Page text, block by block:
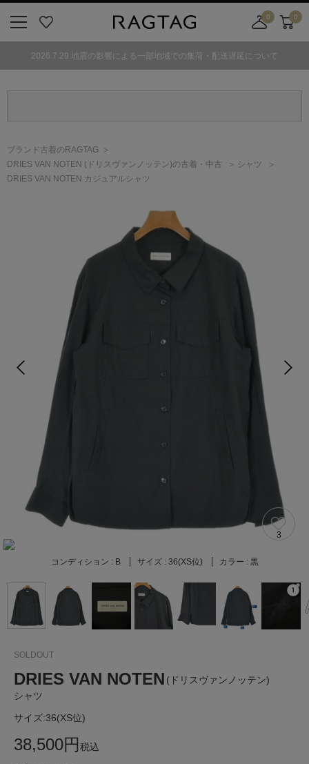
気
0
舗
カ
0
2026.7.29 地震の影響による一部地域での集荷・配送遅延について
ブランド古着のRAGTAG
DRIES VAN NOTEN (ドリスヴァンノッテン)の古着・中古
シャツ
DRIES VAN NOTEN カジュアルシャツ
3
コンディション : B サイズ : 36(XS位) カラー : 黒
SOLDOUT
DRIES VAN NOTEN (ドリスヴァンノッテン)
シャツ
サイズ:36(XS位)
38,500円税込